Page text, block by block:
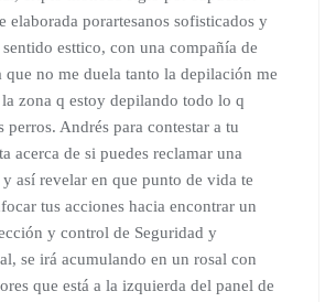
elaborada porartesanos sofisticados y
esttico, con una compañía de
que no me duela tanto la depilación me
zona q estoy depilando todo lo q
perros. Andrés para contestar a tu
acerca de si puedes reclamar una
así revelar en que punto de vida te
tus acciones hacia encontrar un
y control de Seguridad y
se irá acumulando en un rosal con
que está a la izquierda del panel de